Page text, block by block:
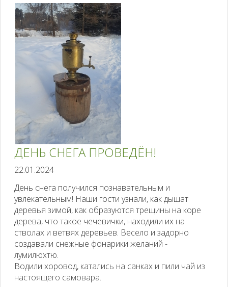
ДЕНЬ СНЕГА ПРОВЕДЁН!
22.01.2024
День снега получился познавательным и
увлекательным! Наши гости узнали, как дышат
деревья зимой, как образуются трещины на коре
дерева, что такое чечевички, находили их на
стволах и ветвях деревьев. Весело и задорно
создавали снежные фонарики желаний -
лумилюхтю.
Водили хоровод, катались на санках и пили чай из
настоящего самовара.